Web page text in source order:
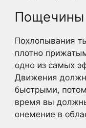
Пощечины
Похлопывания
плотно
одно из самых
Движения
быстрыми,
время вы
онемение в